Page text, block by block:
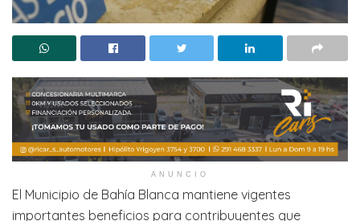
ANUNCIO
El Municipio de Bahía Blanca mantiene vigentes
importantes beneficios para contribuyentes que